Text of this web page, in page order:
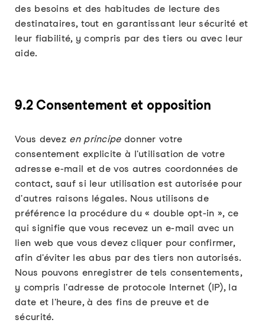
des besoins et des habitudes de lecture des
destinataires, tout en garantissant leur sécurité et
leur fiabilité, y compris par des tiers ou avec leur
aide.
9.2 Consentement et opposition
Vous devez en principedonner votre
consentement explicite à l'utilisation de votre
adresse e-mail et de vos autres coordonnées de
contact, sauf si leur utilisation est autorisée pour
d'autres raisons légales. Nous utilisons de
préférence la procédure du « double opt-in », ce
qui signifie que vous recevez un e-mail avec un
lien web que vous devez cliquer pour confirmer,
afin d'éviter les abus par des tiers non autorisés.
Nous pouvons enregistrer de tels consentements,
y compris l'adresse de protocole Internet (IP), la
date et l'heure, à des fins de preuve et de
sécurité.